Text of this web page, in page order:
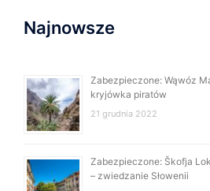
Najnowsze
Zabezpieczone: Wąwóz
kryjówka piratów
21 grudnia 2022
Zabezpieczone: Škofja
– zwiedzanie Słowenii